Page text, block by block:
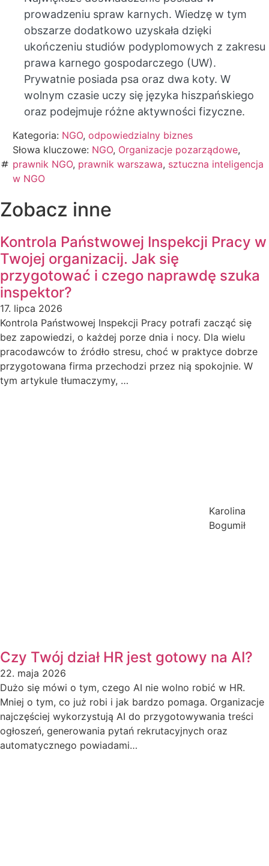
prowadzeniu spraw karnych. Wiedzę w tym
obszarze dodatkowo uzyskała dzięki
ukończeniu studiów podyplomowych z zakresu
prawa karnego gospodarczego (UW).
Prywatnie posiada psa oraz dwa koty. W
wolnym czasie uczy się języka hiszpańskiego
oraz podejmuje różne aktywności fizyczne.
Kategoria: NGO, odpowiedzialny biznes
Słowa kluczowe: NGO, Organizacje pozarządowe,
prawnik NGO, prawnik warszawa, sztuczna inteligencja
w NGO
Zobacz inne
Kontrola Państwowej Inspekcji Pracy w
Twojej organizacij. Jak się
przygotować i czego naprawdę szuka
inspektor?
17. lipca 2026
Kontrola Państwowej Inspekcji Pracy potrafi zacząć się
bez zapowiedzi, o każdej porze dnia i nocy. Dla wielu
pracodawców to źródło stresu, choć w praktyce dobrze
przygotowana firma przechodzi przez nią spokojnie. W
tym artykule tłumaczymy, …
Karolina
Bogumił
Czy Twój dział HR jest gotowy na AI?
22. maja 2026
Dużo się mówi o tym, czego AI nie wolno robić w HR.
Mniej o tym, co już robi i jak bardzo pomaga. Organizacje
najczęściej wykorzystują AI do przygotowywania treści
ogłoszeń, generowania pytań rekrutacyjnych oraz
automatycznego powiadami…